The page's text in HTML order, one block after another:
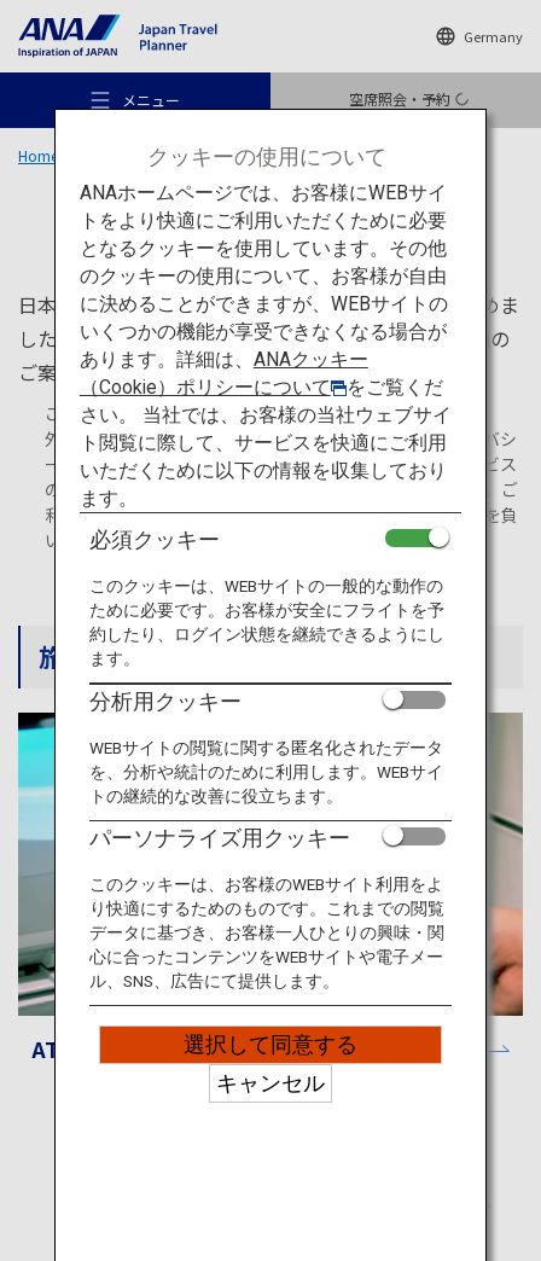
Germany
メニュー 空席照会・予約
おすすめの旅
旅のアイデア
行き先
旅のお役立ち情報
ANA サービス
Home 旅のお役立ち情報
旅のお役立ち情報
日本国内を旅行する際に知っておくと便利な情報を集めま
した。ATMやWi-Fiスポットなどの基本情報、地上交通の
ご案内、また旅行中の体験プランなどをご紹介します。
ご注意：
外部サイトへ移動する場合があります。利用規約やプライバシ
ーポリシーは、移動先サイトの方針が適用されます。サービス
の手配や利用契約はお客様と移動先サイトとの間で成立し、ご
利用に関するトラブル・損害については、ANAは一切責任を負
いません。
旅の便利情報
ATM
クッキーの使用について
ANAホームページでは、お客様にWEBサイ
トをより快適にご利用いただくために必要
となるクッキーを使用しています。その他
のクッキーの使用について、お客様が自由
に決めることができますが、WEBサイトの
いくつかの機能が享受できなくなる場合が
あります。詳細は、 ANAクッキー
（Cookie）ポリシーについて
をご覧くだ
さい。 当社では、お客様の当社ウェブサイ
ト閲覧に際して、サービスを快適にご利用
いただくために以下の情報を収集しており
ます。
必須クッキー
このクッキーは、WEBサイトの一般的な動作の
ために必要です。お客様が安全にフライトを予
約したり、ログイン状態を継続できるようにし
ます。
分析用クッキー
WEBサイトの閲覧に関する匿名化されたデータ
を、分析や統計のために利用します。WEBサイ
トの継続的な改善に役立ちます。
パーソナライズ用クッキー
このクッキーは、お客様のWEBサイト利用をよ
り快適にするためのものです。これまでの閲覧
データに基づき、お客様一人ひとりの興味・関
心に合ったコンテンツをWEBサイトや電子メー
ル、SNS、広告にて提供します。
選択して同意する
キャンセル